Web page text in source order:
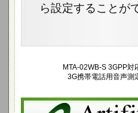
ら設定することが
MTA-02WB-S 3GPP対
3G携帯電話用音声測
高速H∞フィルタを使った高性能